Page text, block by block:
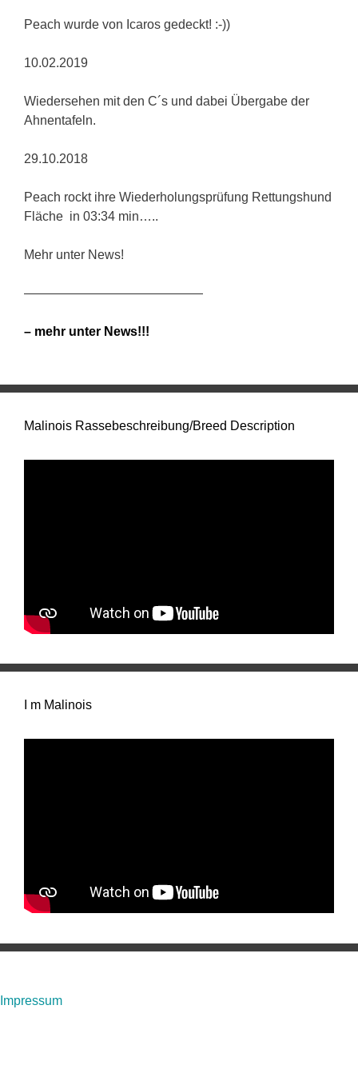
Peach wurde von Icaros gedeckt! :-))
10.02.2019
Wiedersehen mit den C´s und dabei Übergabe der
Ahnentafeln.
29.10.2018
Peach rockt ihre Wiederholungsprüfung Rettungshund
Fläche in 03:34 min…..
Mehr unter News!
——————————————
– mehr unter News!!!
Malinois Rassebeschreibung/Breed Description
I m Malinois
Impressum